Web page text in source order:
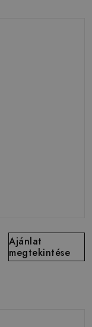
Ajánlat
megtekintése